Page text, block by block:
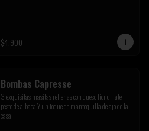
$4.900
Bombas Capresse
3 exquisitas masitas rellenas con queso fior di late
pesto de albaca Y un toque de mantequilla de ajo de la
casa.